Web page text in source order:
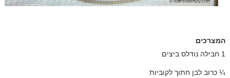
המצרכים
1 חבילה נודלס ביצים
¼ כרוב לבן חתוך לקוביות